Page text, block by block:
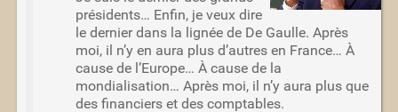
présidents… Enfin, je veux dire
le dernier dans la lignée de De Gaulle. Après
moi, il n’y en aura plus d’autres en France… À
cause de l’Europe… À cause de la
mondialisation… Après moi, il n’y aura plus que
des financiers et des comptables.